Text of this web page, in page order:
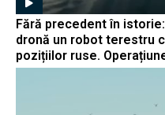
Fără precedent în
dronă un robot terestru
pozițiilor ruse.